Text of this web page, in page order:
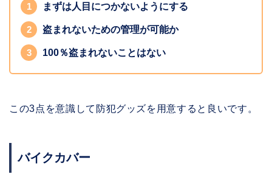
まずは人目につかないようにする
盗まれないための管理が可能か
100％盗まれないことはない
この3点を意識して防犯グッズを用意すると良いです。
バイクカバー